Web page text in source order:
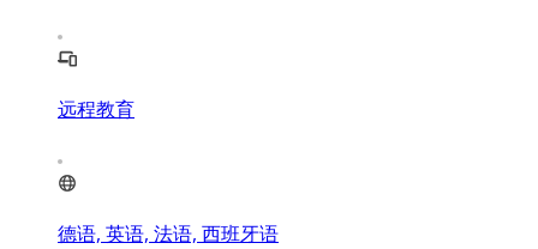
远程教育
德语, 英语, 法语, 西班牙语